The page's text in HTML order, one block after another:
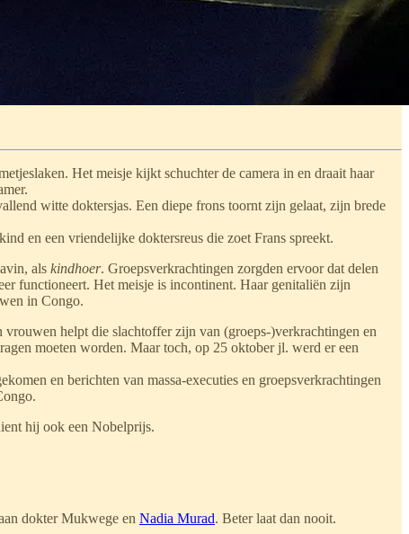
Het meisje kijkt schuchter de camera in en draait haar
witte doktersjas. Een diepe frons toornt zijn gelaat, zijn brede
en een vriendelijke doktersreus die zoet Frans spreekt.
als kindhoer. Groepsverkrachtingen zorgden ervoor dat delen
functioneert. Het meisje is incontinent. Haar genitaliën zijn
in Congo.
helpt die slachtoffer zijn van (groeps-)verkrachtingen en
moeten worden. Maar toch, op 25 oktober jl. werd er een
en berichten van massa-executies en groepsverkrachtingen
hij ook een Nobelprijs.
dokter Mukwege en Nadia Murad. Beter laat dan nooit.